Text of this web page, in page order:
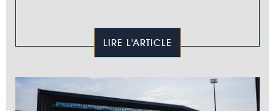
LIRE L'ARTICLE